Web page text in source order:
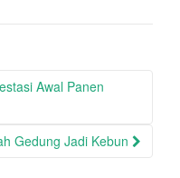
Awal Panen
Gedung Jadi Kebun